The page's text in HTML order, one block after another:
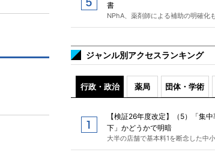
書
NPhA、薬剤師による補助の明確化
ジャンル別アクセスランキング
行政・政治 薬局 団体・学術
【検証26年度改定】（5）「集
下」かどうかで明暗
大半の店舗で基本料1を断念した中